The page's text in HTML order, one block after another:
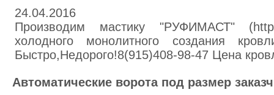
24.04.2016
Производим мастику "РУФИМАСТ"
холодного монолитного создания
Быстро,Недорого!8(915)408-98-47 Цена
Автоматические ворота под размер